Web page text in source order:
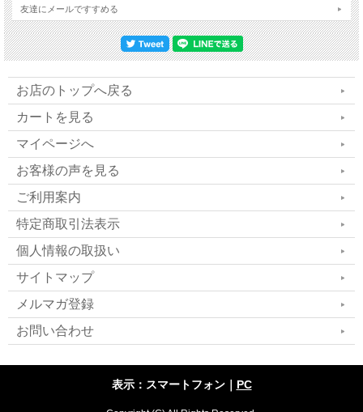
サプリメント
肝機能や筋肉損傷サポート
友達にメールですすめる
お店のトップへ戻る
カートを見る
マイページへ
お客様の声を見る
ご利用案内
特定商取引法表示
個人情報の取扱い
サイトマップ
メルマガ登録
お問い合わせ
表示：スマートフォン｜ PC